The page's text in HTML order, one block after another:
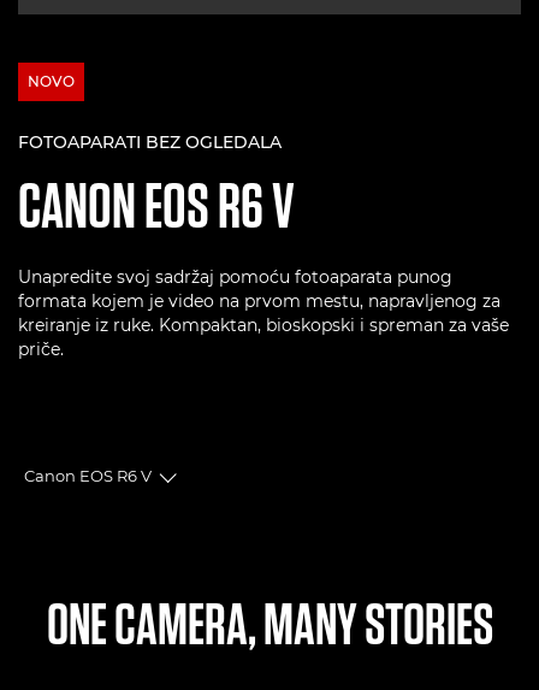
NOVO
FOTOAPARATI BEZ OGLEDALA
CANONEOS R6 V
Unapredite svoj sadržaj pomoću fotoaparata punog
formata kojem je video na prvom mestu, napravljenog za
kreiranje iz ruke. Kompaktan, bioskopski i spreman za vaše
priče.
Canon EOS R6 V
Toggle breadcrumbs
ONE CAMERA, MANY STORIES